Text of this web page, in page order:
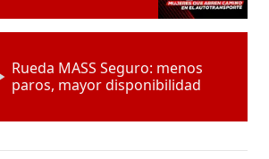
Rueda MASS Seguro: menos
paros, mayor disponibilidad